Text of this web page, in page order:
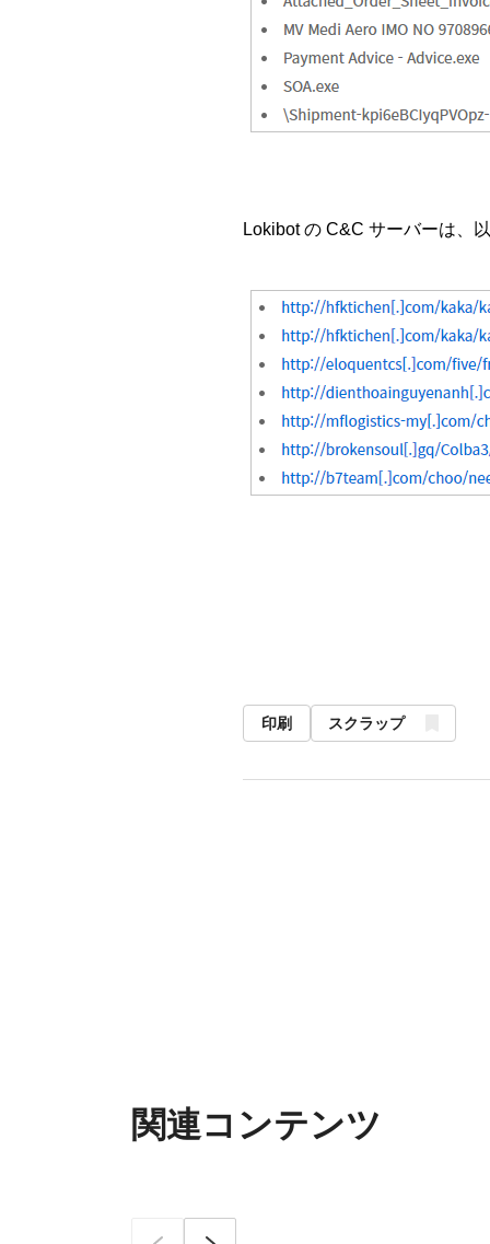
Lokibot の C&C サーバーは、
印刷 スクラップ
関連コンテンツ